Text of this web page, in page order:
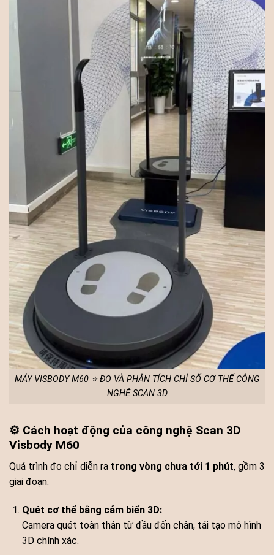
MÁY VISBODY M60 ⭐ ĐO VÀ PHÂN TÍCH CHỈ SỐ CƠ THỂ CÔNG
NGHỆ SCAN 3D
⚙️ Cách hoạt động của công nghệ Scan 3D
Visbody M60
Quá trình đo chỉ diễn ra trong vòng chưa tới 1 phút, gồm 3
giai đoạn:
Quét cơ thể bằng cảm biến 3D:
Camera quét toàn thân từ đầu đến chân, tái tạo mô hình
3D chính xác.